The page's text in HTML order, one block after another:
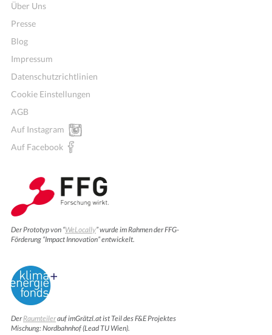
Über Uns
Presse
Blog
Impressum
Datenschutzrichtlinien
Cookie Einstellungen
AGB
Auf Instagram
Auf Facebook
Der Prototyp von “WeLocally” wurde im Rahmen der FFG-
Förderung “Impact Innovation” entwickelt.
DerRaumteilerauf imGrätzl.at ist Teil des F&E Projektes
Mischung: Nordbahnhof (Lead TU Wien).